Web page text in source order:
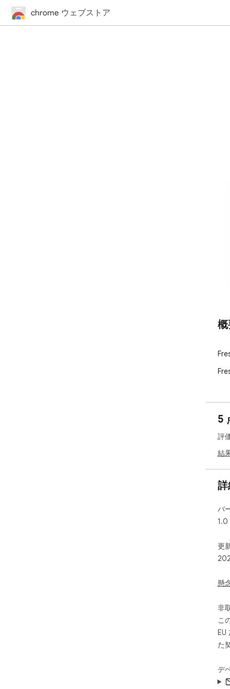
chrome ウェブストア
5
評
結
バ
1.0
更
懸
デ
非
こ
EU
た